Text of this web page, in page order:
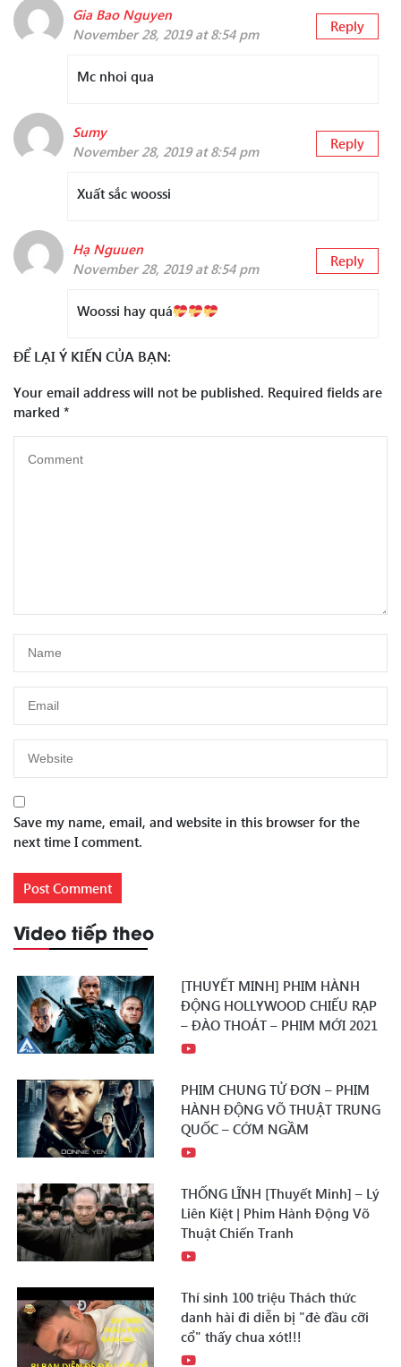
Gia Bao Nguyen
November 28, 2019 at 8:54 pm
Reply
Mc nhoi qua
Sumy
November 28, 2019 at 8:54 pm
Reply
Xuất sắc woossi
Hạ Nguuen
November 28, 2019 at 8:54 pm
Reply
Woossi hay quá
ĐỂ LẠI Ý KIẾN CỦA BẠN:
Your email address will not be published. Required fields are
marked *
Save my name, email, and website in this browser for the
next time I comment.
Video tiếp theo
[THUYẾT MINH] PHIM HÀNH
ĐỘNG HOLLYWOOD CHIẾU RẠP
– ĐÀO THOÁT – PHIM MỚI 2021
PHIM CHUNG TỬ ĐƠN – PHIM
HÀNH ĐỘNG VÕ THUẬT TRUNG
QUỐC – CỚM NGẦM
THỐNG LĨNH [Thuyết Minh] – Lý
Liên Kiệt | Phim Hành Động Võ
Thuật Chiến Tranh
Thí sinh 100 triệu Thách thức
danh hài đi diễn bị "đè đầu cỡi
cổ" thấy chua xót!!!